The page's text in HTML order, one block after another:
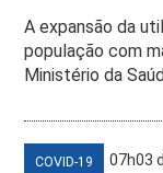
A expansão da
população com
Ministério da
COVID-19 07h03